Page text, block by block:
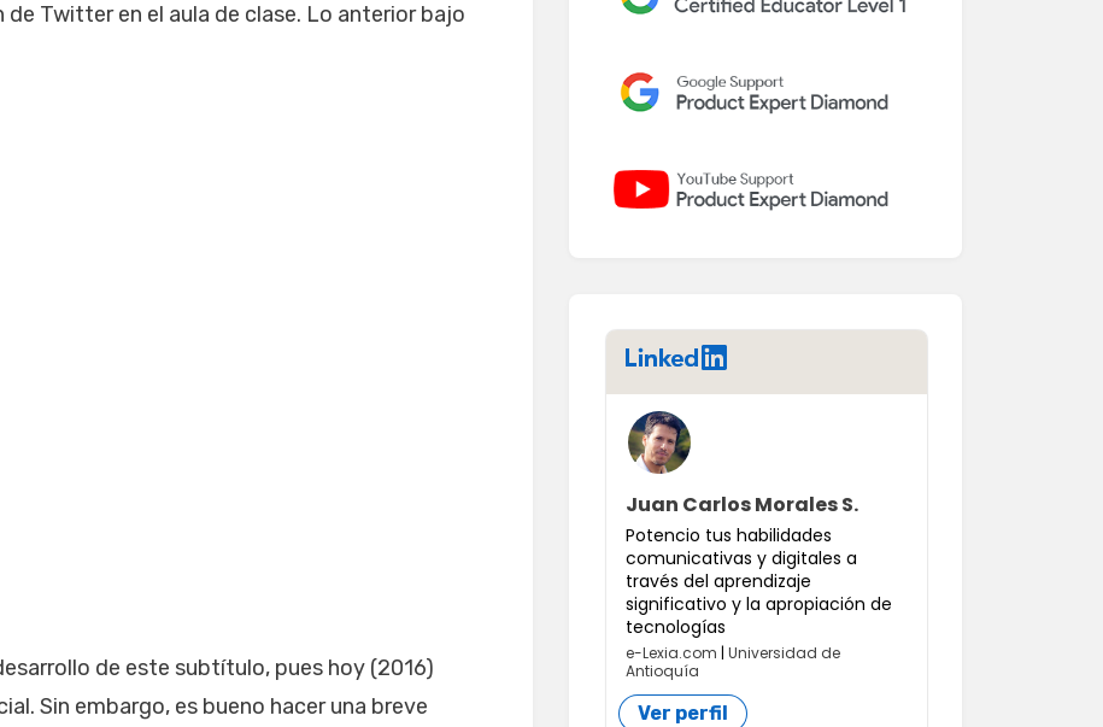
Twitter en el aula de clase. Lo anterior bajo
de este subtítulo, pues hoy (2016)
Sin embargo, es bueno hacer una breve
LinkedIn
Juan Carlos Morales S.
Potencio tus habilidades
comunicativas y digitales a
través del aprendizaje
significativo y la apropiación de
tecnologías
e-Lexia.com | Universidad de
Antioquía
Ver perfil